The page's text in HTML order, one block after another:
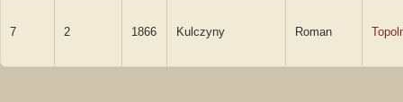
7 2 1866 Kulczyny Roman